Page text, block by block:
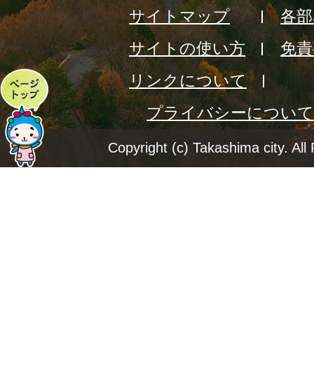
ペ
ー
ジ
サイトマップ
各
サイトの使い方
免
リンクについて
プライバシーについて
Copyright (c) Takashima city. All